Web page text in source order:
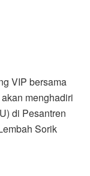
VIP bersama
menghadiri
di Pesantren
Sorik